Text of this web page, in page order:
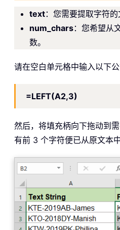
text：您需要提取字符的
num_chars：您希望从
数。
请在空白单元格中输入以下公
=LEFT(A2,3)
然后，将填充柄向下拖动到
有前 3 个字符便已从原文本